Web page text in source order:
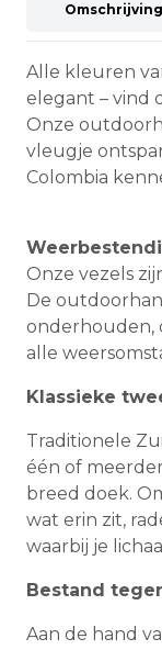
Omschrijving
Alle kleuren
elegant – vind
Onze
vleugje
Colombia
Onze vezels
De
onderhouden,
alle
Klassieke
Traditionele
één of
breed doek.
wat erin zit,
waarbij je
Bestand
Aan de hand